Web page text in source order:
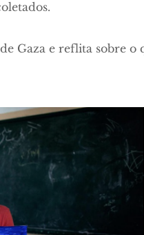
Gaza e reflita sobre o